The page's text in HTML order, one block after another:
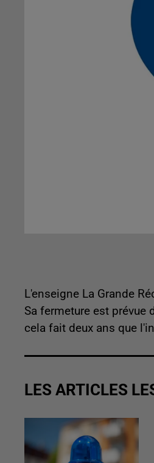
L'enseigne La Grande
Sa fermeture est prévue
cela fait deux ans que
LES ARTICLES